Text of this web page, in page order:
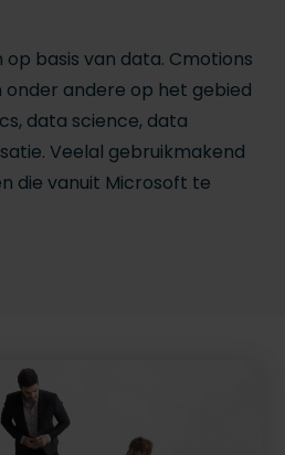
basis van data. Cmotions
andere op het gebied
data science, data
Veelal gebruikmakend
die vanuit Microsoft te